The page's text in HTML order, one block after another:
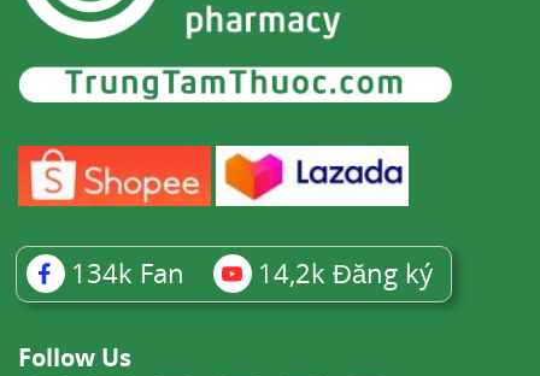
134k Fan 14,2k Đăng ký
Follow Us